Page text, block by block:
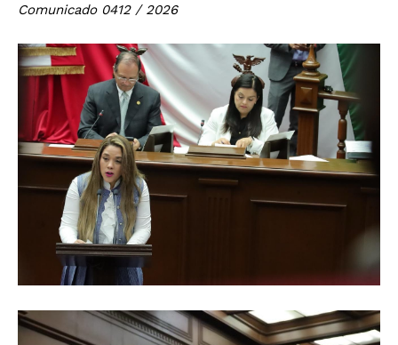
Comunicado 0412 / 2026